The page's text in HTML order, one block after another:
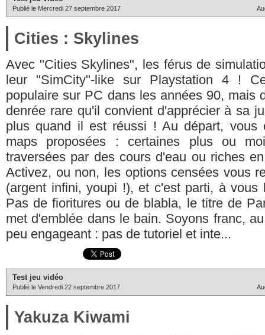
Publié le Mercredi 27 septembre 2017
Cities : Skylines
Avec "Cities Skylines", les férus de
leur "SimCity"-like sur Playstation 4 !
populaire sur PC dans les années 90, mais
denrée rare qu'il convient d'apprécier à sa
plus quand il est réussi ! Au départ, vous
maps proposées : certaines plus ou
traversées par des cours d'eau ou riches
Activez, ou non, les options censées vous
(argent infini, youpi !), et c'est parti, à
Pas de fioritures ou de blabla, le titre de
met d'emblée dans le bain. Soyons franc,
peu engageant : pas de tutoriel et inte...
Test jeu vidéo
Publié le Vendredi 22 septembre 2017
Yakuza Kiwami